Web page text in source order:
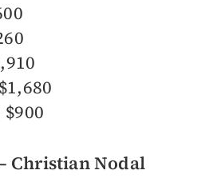
Christian Nodal